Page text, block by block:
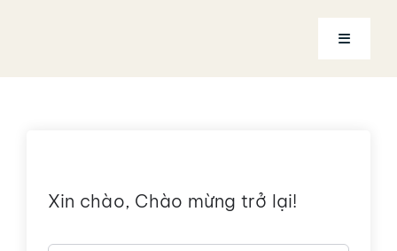
Toggle
Xin chào, Chào mừng trở lại!